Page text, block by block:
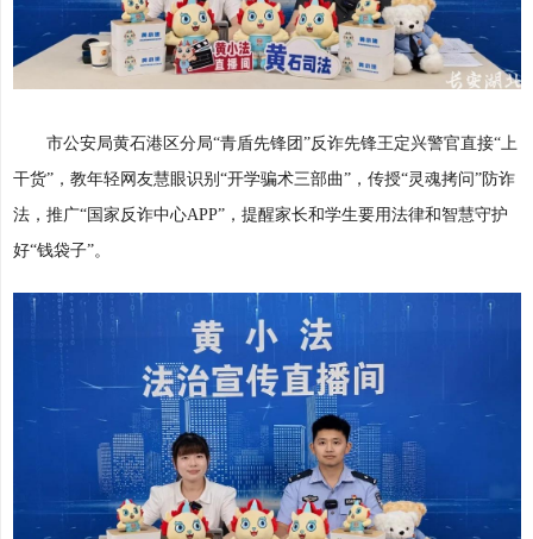
市公安局黄石港区分局“青盾先锋团”反诈先锋王定兴警官直接“上
干货”，教年轻网友慧眼识别“开学骗术三部曲”，传授“灵魂拷问”防诈
法，推广“国家反诈中心APP”，提醒家长和学生要用法律和智慧守护
好“钱袋子”。